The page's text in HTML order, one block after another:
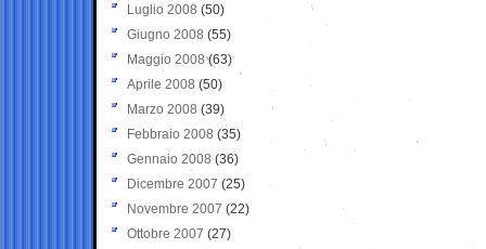
Luglio 2008 (50)
Giugno 2008 (55)
Maggio 2008(63)
Aprile 2008 (50)
Marzo 2008 (39)
Febbraio 2008 (35)
Gennaio 2008 (36)
Dicembre 2007 (25)
Novembre 2007 (22)
Ottobre 2007 (27)